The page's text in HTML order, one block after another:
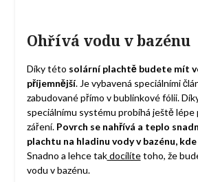
Ohřívá vodu v bazénu
Díky této solární plachtě budete mít
příjemnější. Je vybavená speciálními
zabudované přímo v bublinkové fólii.
speciálnímu systému probíhá ještě
záření. Povrch se nahřívá a teplo
plachtu na hladinu vody v bazénu,
Snadno a lehce takdocílítetoho, že
vodu v bazénu.